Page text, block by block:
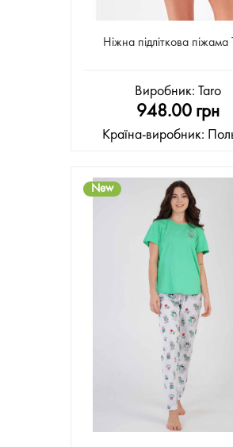
Ніжна підліткова піжама
Виробник: Taro
948.00 грн
Країна-виробник:
New